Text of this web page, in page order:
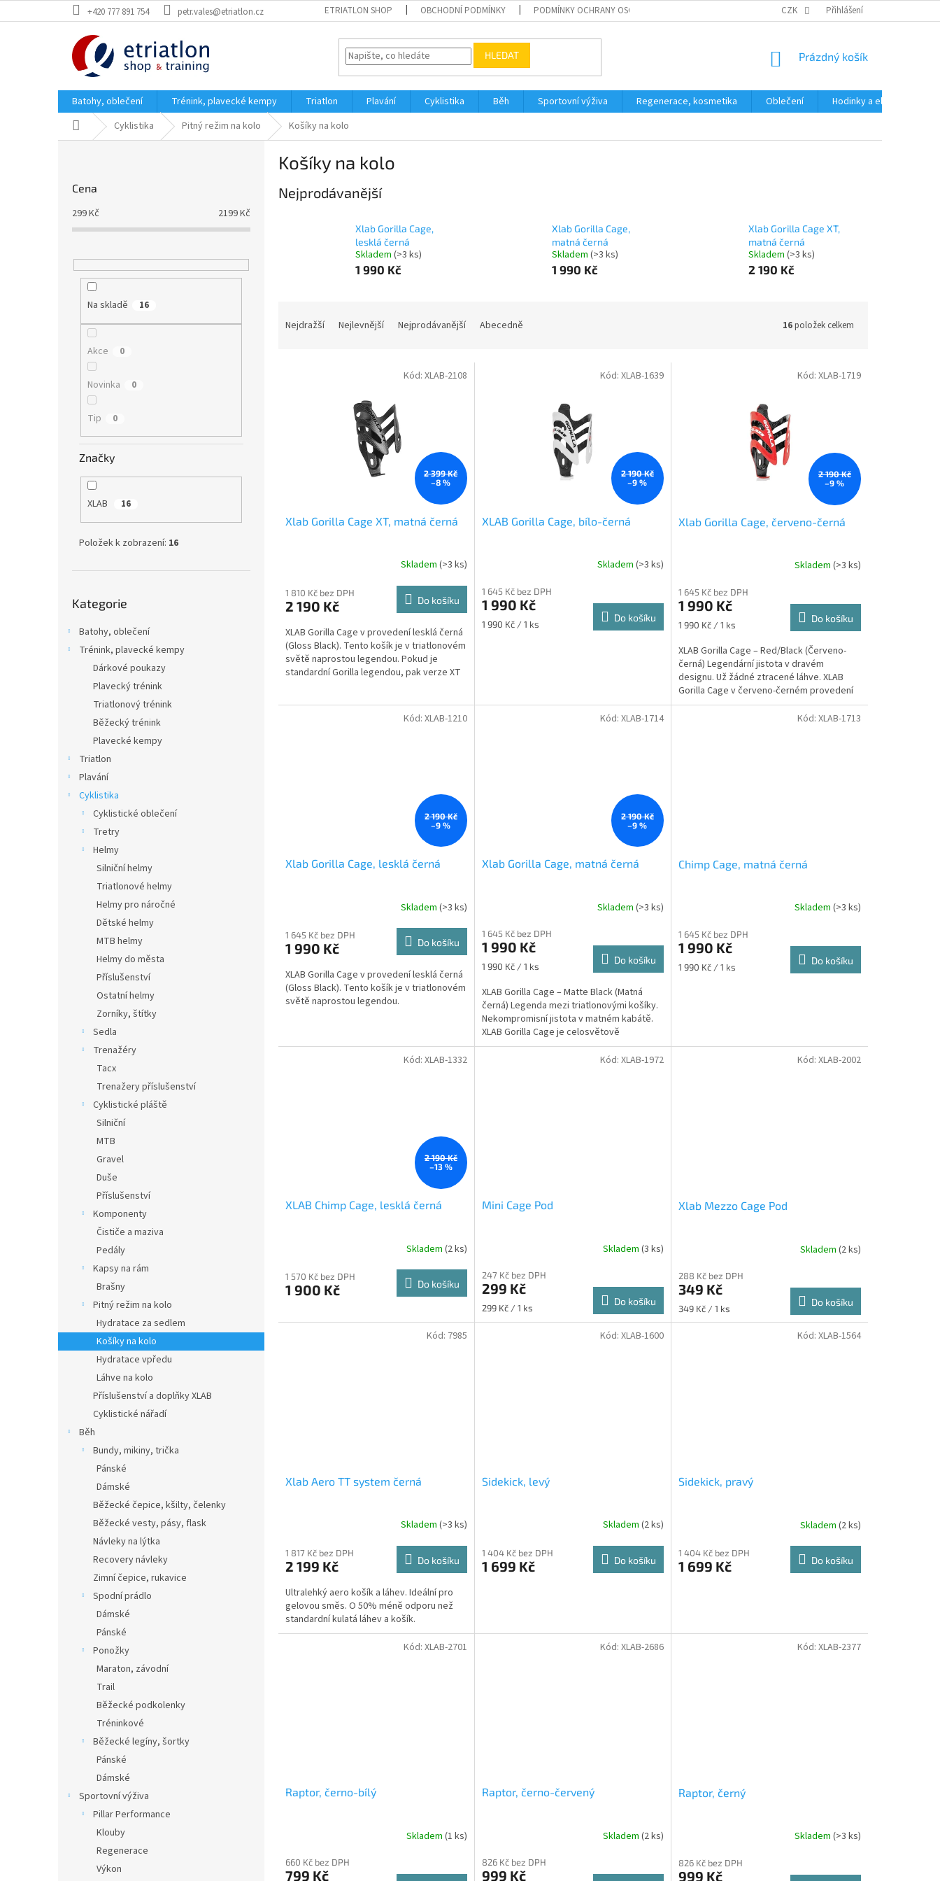
na
+420 777 891 754 petr.vales@etriatlon.cz ETRIATLON SHOP OBCHODNÍ PODMÍNKY PODMÍNKY OCHRANY OSOBNÍCH ÚDAJŮ CZK Přihlášení
HLEDAT
NÁKUPNÍ
Prázdný košík
Batohy, oblečení Trénink, plavecké kempy Triatlon Plavání Cyklistika Běh Sportovní výživa Regenerace, kosmetika Oblečení
Hodinky a elektronika
Domů Cyklistika Pitný režim na kolo Košíky na kolo
Cena
299Kč 2199Kč
Na skladě 16
Akce 0
Novinka 0
Tip 0
Značky
XLAB 16
Položek k zobrazení: 16
kategorie
Kategorie
Batohy, oblečení
Trénink, plavecké kempy
Dárkové poukazy
Plavecký trénink
Triatlonový trénink
Běžecký trénink
Plavecké kempy
Triatlon
Plavání
Cyklistika
Cyklistické oblečení
Tretry
Helmy
Silniční helmy
Triatlonové helmy
Helmy pro náročné
Dětské helmy
MTB helmy
Helmy do města
Příslušenství
Ostatní helmy
Zorníky, štítky
Sedla
Trenažéry
Tacx
Trenažery příslušenství
Cyklistické pláště
Silniční
MTB
Gravel
Duše
Příslušenství
Komponenty
Čističe a maziva
Pedály
Kapsy na rám
Brašny
Pitný režim na kolo
Hydratace za sedlem
Košíky na kolo
Hydratace vpředu
Láhve na kolo
Příslušenství a doplňky XLAB
Cyklistické nářadí
Běh
Bundy, mikiny, trička
Pánské
Dámské
Běžecké čepice, kšilty, čelenky
Běžecké vesty, pásy, flask
Návleky na lýtka
Recovery návleky
Zimní čepice, rukavice
Spodní prádlo
Dámské
Pánské
Ponožky
Maraton, závodní
Trail
Běžecké podkolenky
Tréninkové
Běžecké legíny, šortky
Pánské
Dámské
Sportovní výživa
Pillar Performance
Klouby
Regenerace
Výkon
Košíky na kolo
Nejprodávanější
Xlab Gorilla Cage,
lesklá černá
Skladem (>3 ks)
1 990 Kč
Xlab Gorilla Cage,
matná černá
Skladem (>3 ks)
1 990 Kč
Xlab Gorilla Cage XT,
matná černá
Skladem (>3 ks)
2 190 Kč
Nejdražší Nejlevnější Nejprodávanější Abecedně 16položek celkem
2 399 Kč
–8 %
Xlab Gorilla Cage XT, matná černá
Skladem (>3 ks)
1 810 Kč bez DPH
2 190 Kč Do košíku
XLAB Gorilla Cage v provedení lesklá černá
(Gloss Black). Tento košík je v triatlonovém
světě naprostou legendou. Pokud je
standardní Gorilla legendou, pak verze XT
Kód: XLAB-2108
2 190 Kč
–9 %
XLAB Gorilla Cage, bílo-černá
Skladem (>3 ks)
1 645 Kč bez DPH
1 990 Kč
Měrná
1 990 Kč / 1 ks
Do košíku
Kód: XLAB-1639
2 190 Kč
–9 %
Xlab Gorilla Cage, červeno-černá
Skladem (>3 ks)
1 645 Kč bez DPH
1 990 Kč
Měrná
1 990 Kč / 1 ks
Do košíku
XLAB Gorilla Cage – Red/Black (Červeno-
černá) Legendární jistota v dravém
designu. Už žádné ztracené láhve. XLAB
Gorilla Cage v červeno-černém provedení
není jen technicky...
Kód: XLAB-1719
2 190 Kč
–9 %
Xlab Gorilla Cage, lesklá černá
Skladem (>3 ks)
1 645 Kč bez DPH
1 990 Kč Do košíku
XLAB Gorilla Cage v provedení lesklá černá
(Gloss Black). Tento košík je v triatlonovém
světě naprostou legendou.
Kód: XLAB-1210
2 190 Kč
–9 %
Xlab Gorilla Cage, matná černá
Skladem (>3 ks)
1 645 Kč bez DPH
1 990 Kč
Měrná
1 990 Kč / 1 ks
Do košíku
XLAB Gorilla Cage – Matte Black (Matná
černá) Legenda mezi triatlonovými košíky.
Nekompromisní jistota v matném kabátě.
XLAB Gorilla Cage je celosvětově
nejpoužívanějším...
Kód: XLAB-1714
Chimp Cage, matná černá
Skladem (>3 ks)
1 645 Kč bez DPH
1 990 Kč
Měrná
1 990 Kč / 1 ks
Do košíku
Kód: XLAB-1713
2 190 Kč
–13 %
XLAB Chimp Cage, lesklá černá
Skladem (2 ks)
1 570 Kč bez DPH
1 900 Kč Do košíku
Kód: XLAB-1332
Mini Cage Pod
Skladem (3 ks)
247 Kč bez DPH
299 Kč
Měrná
cena:
299 Kč / 1 ks
Do košíku
Kód: XLAB-1972
Xlab Mezzo Cage Pod
Skladem (2 ks)
288 Kč bez DPH
349 Kč
Měrná
cena:
349 Kč / 1 ks
Do košíku
Kód: XLAB-2002
Xlab Aero TT system černá
Skladem (>3 ks)
1 817 Kč bez DPH
2 199 Kč Do košíku
Ultralehký aero košík a láhev. Ideální pro
gelovou směs. O 50% méně odporu než
standardní kulatá láhev a košík.
Kód: 7985
Sidekick, levý
Skladem (2 ks)
1 404 Kč bez DPH
1 699 Kč Do košíku
Kód: XLAB-1600
Sidekick, pravý
Skladem (2 ks)
1 404 Kč bez DPH
1 699 Kč Do košíku
Kód: XLAB-1564
Raptor, černo-bílý
Skladem (1 ks)
660 Kč bez DPH
799 Kč
Kód: XLAB-2701
Raptor, černo-červený
Skladem (2 ks)
826 Kč bez DPH
999 Kč
Kód: XLAB-2686
Raptor, černý
Skladem (>3 ks)
826 Kč bez DPH
999 Kč
Kód: XLAB-2377
shop.etriatlon.cz - Chat